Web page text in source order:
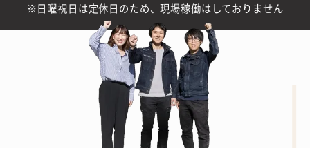
日曜祝日は定休日のため、現場稼働はしておりません